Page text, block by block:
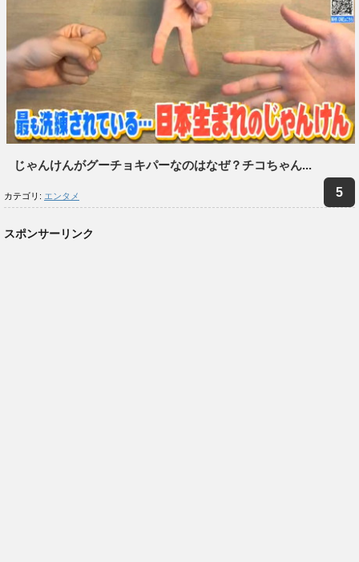
じゃんけんがグーチョキパーなのはなぜ？チコちゃん...
カテゴリ: エンタメ
スポンサーリンク